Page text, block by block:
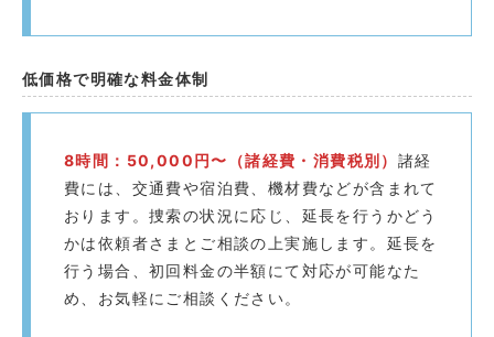
低価格で明確な料金体制
8時間：50,000円〜（諸経費・消費税別） 諸経
費には、交通費や宿泊費、機材費などが含まれて
おります。捜索の状況に応じ、延長を行うかどう
かは依頼者さまとご相談の上実施します。延長を
行う場合、初回料金の半額にて対応が可能なた
め、お気軽にご相談ください。